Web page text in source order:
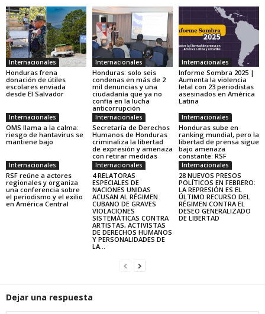
Internacionales
Honduras frena
donación de útiles
escolares enviada
desde El Salvador
Internacionales
Honduras: solo seis
condenas en más de 2
mil denuncias y una
ciudadanía que ya no
confía en la lucha
anticorrupción
Internacionales
Informe Sombra 2025 |
Aumenta la violencia
letal con 23 periodistas
asesinados en América
Latina
Internacionales
OMS llama a la calma:
riesgo de hantavirus se
mantiene bajo
Internacionales
Secretaría de Derechos
Humanos de Honduras
criminaliza la libertad
de expresión y amenaza
con retirar medidas
Internacionales
Honduras sube en
ranking mundial, pero la
libertad de prensa sigue
bajo amenaza
constante: RSF
Internacionales
RSF reúne a actores
regionales y organiza
una conferencia sobre
el periodismo y el exilio
en América Central
Internacionales
4 RELATORAS
ESPECIALES DE
NACIONES UNIDAS
ACUSAN AL RÉGIMEN
CUBANO DE GRAVES
VIOLACIONES
SISTEMÁTICAS CONTRA
ARTISTAS, ACTIVISTAS
DE DERECHOS HUMANOS
Y PERSONALIDADES DE
LA...
Internacionales
28 NUEVOS PRESOS
POLÍTICOS EN FEBRERO:
LA REPRESIÓN ES EL
ÚLTIMO RECURSO DEL
RÉGIMEN CONTRA EL
DESEO GENERALIZADO
DE LIBERTAD
Dejar una respuesta